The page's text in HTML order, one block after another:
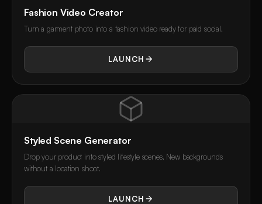
Fashion Video Creator
Turn a garment photo into a fashion video ready for paid social.
LAUNCH
Styled Scene Generator
Drop your product into styled lifestyle scenes. New backgrounds
without a location shoot.
LAUNCH